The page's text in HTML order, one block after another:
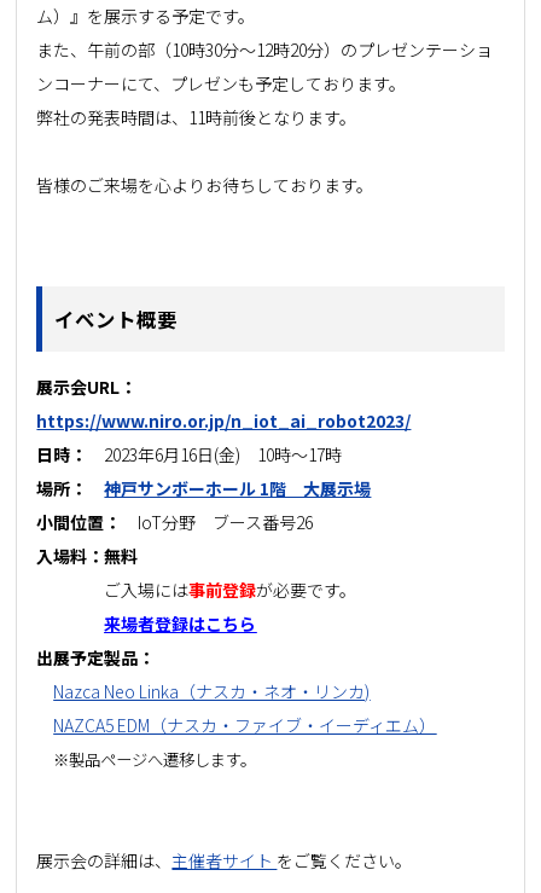
ム）』を展示する予定です。
また、午前の部（10時30分～12時20分）のプレゼンテーショ
ンコーナーにて、プレゼンも予定しております。
弊社の発表時間は、11時前後となります。
皆様のご来場を心よりお待ちしております。
イベント概要
展示会URL：
https://www.niro.or.jp/n_iot_ai_robot2023/
日時： 2023年6月16日(金) 10時～17時
場所：神戸サンボーホール 1階 大展示場
小間位置：
IoT分野 ブース番号26
入場料：無料
ご入場には事前登録が必要です。
来場者登録はこちら
出展予定製品：
Nazca Neo Linka（ナスカ・ネオ・リンカ)
NAZCA5 EDM（ナスカ・ファイブ・イーディエム）
※製品ページへ遷移します。
展示会の詳細は、 主催者サイト をご覧ください。